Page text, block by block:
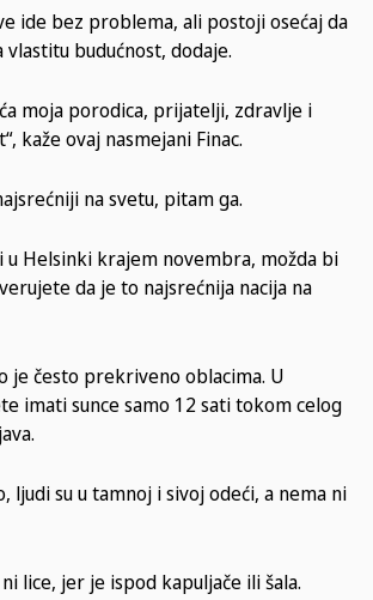
ide bez problema, ali postoji osećaj da
vlastitu budućnost, dodaje.
moja porodica, prijatelji, zdravlje i
kaže ovaj nasmejani Finac.
na svetu, pitam ga.
u Helsinki krajem novembra, možda bi
da je to najsrećnija nacija na
je često prekriveno oblacima. U
imati sunce samo 12 sati tokom celog
ljudi su u tamnoj i sivoj odeći, a nema ni
lice, jer je ispod kapuljače ili šala.